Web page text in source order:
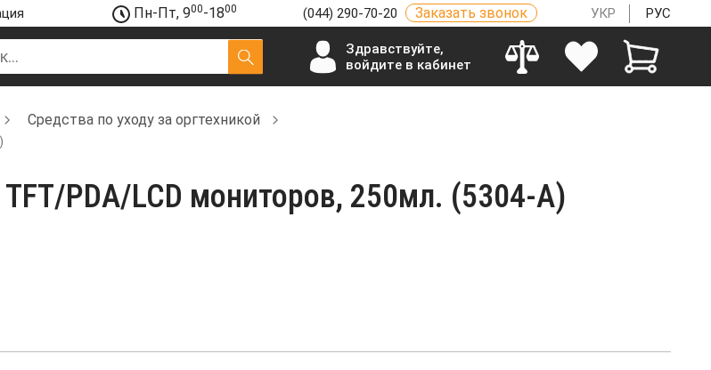
Пн-Пт, 900-1800 (044) 290-70-20 Заказать звонок УКР РУС
Здравствуйте,
войдите в кабинет
Средства по уходу за оргтехникой
PDA/LCD мониторов, 250мл. (5304-A)